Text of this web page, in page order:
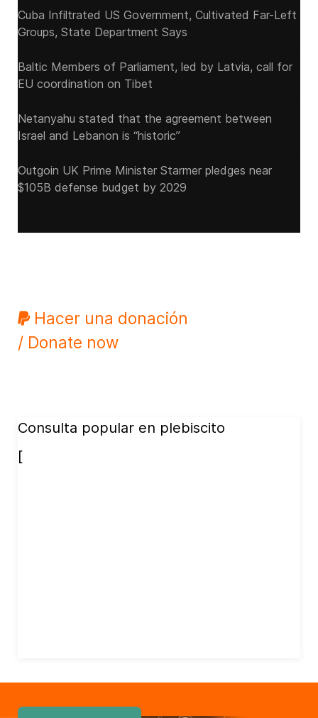
Cuba Infiltrated US Government, Cultivated Far-Left
Groups, State Department Says
Baltic Members of Parliament, led by Latvia, call for
EU coordination on Tibet
Netanyahu stated that the agreement between
Israel and Lebanon is “historic”
Outgoin UK Prime Minister Starmer pledges near
$105B defense budget by 2029
Hacer una donación
/ Donate now
Consulta popular en plebiscito
[